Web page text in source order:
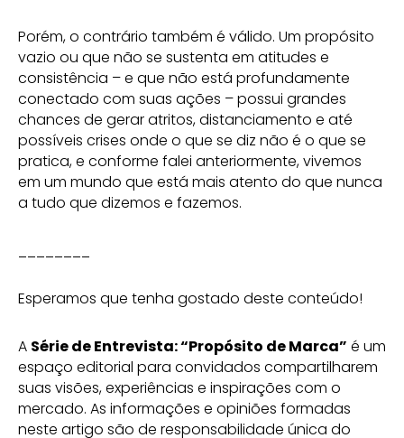
Porém, o contrário também é válido. Um propósito
vazio ou que não se sustenta em atitudes e
consistência – e que não está profundamente
conectado com suas ações – possui grandes
chances de gerar atritos, distanciamento e até
possíveis crises onde o que se diz não é o que se
pratica, e conforme falei anteriormente, vivemos
em um mundo que está mais atento do que nunca
a tudo que dizemos e fazemos.
Esperamos que tenha gostado deste conteúdo!
A Série de Entrevista: “Propósito de Marca” é um
espaço editorial para convidados compartilharem
suas visões, experiências e inspirações com o
mercado. As informações e opiniões formadas
neste artigo são de responsabilidade única do